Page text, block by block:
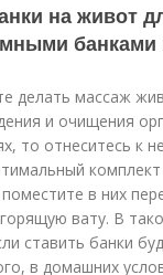
на живот
делать массаж
и очищения
то отнеситесь к
в них
вату. В
ставить банки
в домашних